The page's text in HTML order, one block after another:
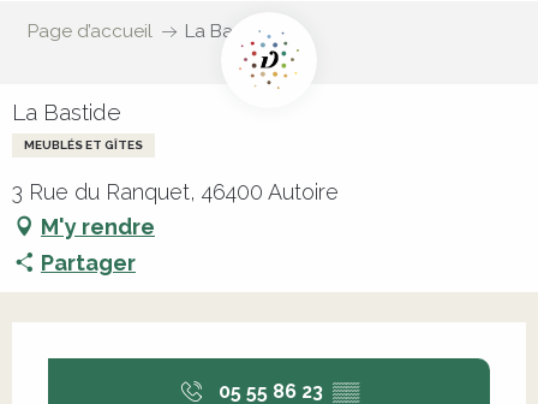
Page d’accueil La Bastide
La Bastide
MEUBLÉS ET GÎTES
3 Rue du Ranquet, 46400 Autoire
M'y rendre
Partager
05 55 86 23 ▒▒